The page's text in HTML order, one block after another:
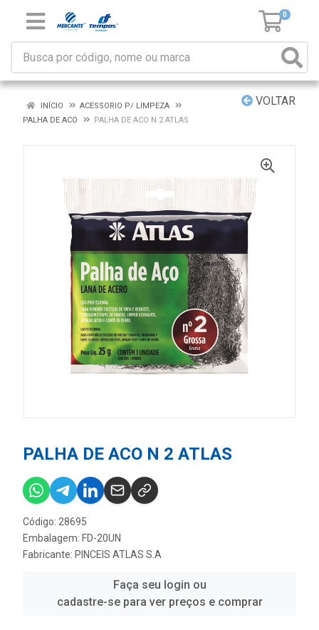
0
VOLTAR
INÍCIO
ACESSORIO P/ LIMPEZA
PALHA DE ACO
PALHA DE ACO N 2 ATLAS
PALHA DE ACO N 2 ATLAS
Código: 28695
Embalagem: FD-20UN
Fabricante: PINCEIS ATLAS S.A
Faça seu login ou
cadastre-se para ver preços e comprar